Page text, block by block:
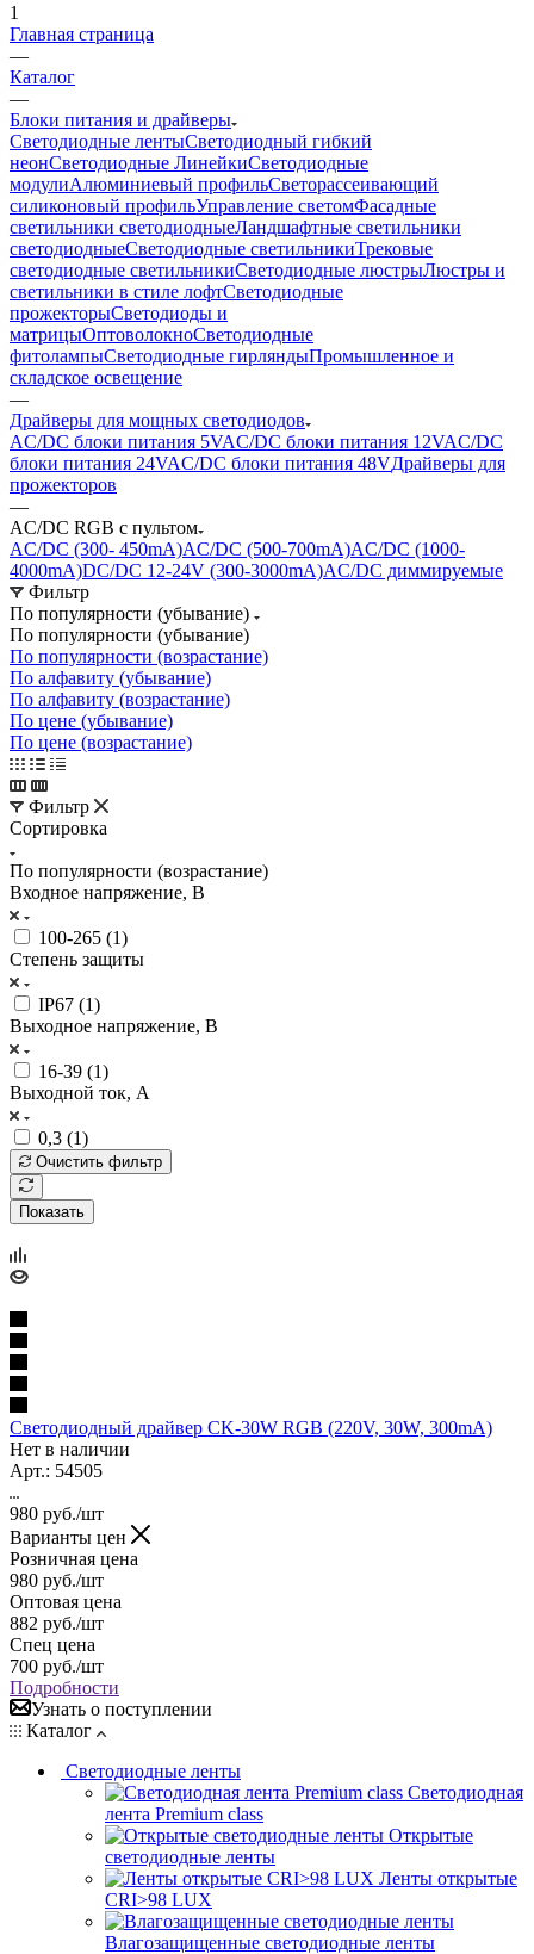
1
Главная страница
—
Каталог
—
Блоки питания и драйверы
Светодиодные лентыСветодиодный гибкий
неонСветодиодные ЛинейкиСветодиодные
модулиАлюминиевый профильСветорассеивающий
силиконовый профильУправление светомФасадные
светильники светодиодныеЛандшафтные светильники
светодиодныеСветодиодные светильникиТрековые
светодиодные светильникиСветодиодные люстрыЛюстры и
светильники в стиле лофтСветодиодные
прожекторыСветодиоды и
матрицыОптоволокноСветодиодные
фитолампыСветодиодные гирляндыПромышленное и
складское освещение
—
Драйверы для мощных светодиодов
AC/DC блоки питания 5VAC/DC блоки питания 12VAC/DC
блоки питания 24VAC/DC блоки питания 48VДрайверы для
прожекторов
—
AC/DC RGB с пультом
AC/DC (300- 450mA)AC/DC (500-700mA)AC/DC (1000-
4000mA)DC/DC 12-24V (300-3000mA)AC/DC диммируемые
Фильтр
По популярности (убывание)
По популярности (убывание)
По популярности (возрастание)
По алфавиту (убывание)
По алфавиту (возрастание)
По цене (убывание)
По цене (возрастание)
Фильтр
Сортировка
По популярности (возрастание)
Входное напряжение, В
100-265 (1)
Степень защиты
IP67 (1)
Выходное напряжение, В
16-39 (1)
Выходной ток, А
0,3 (1)
Очистить фильтр
Показать
Светодиодный драйвер CK-30W RGB (220V, 30W, 300mA)
Нет в наличии
Арт.: 54505
980 руб./шт
Варианты цен
Розничная цена
980 руб./шт
Оптовая цена
882 руб./шт
Спец цена
700 руб./шт
Подробности
Узнать о поступлении
Каталог
Светодиодные ленты
Светодиодная
лента Premium class
Открытые
светодиодные ленты
Ленты открытые
CRI>98 LUX
Влагозащищенные светодиодные ленты